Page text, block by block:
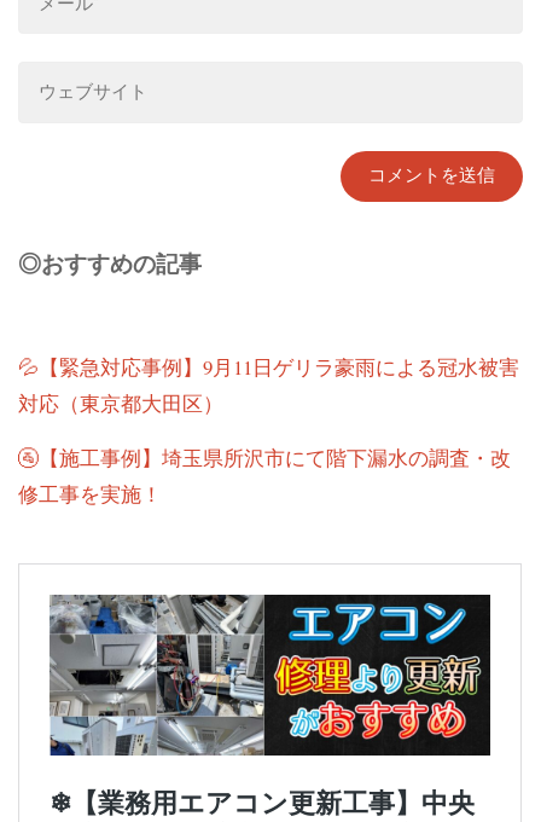
◎おすすめの記事
💦【緊急対応事例】9月11日ゲリラ豪雨による冠水被害
対応（東京都大田区）
🚰【施工事例】埼玉県所沢市にて階下漏水の調査・改
修工事を実施！